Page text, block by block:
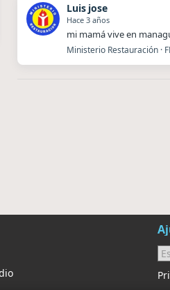
Luis jose
Hace 3 años
mi mamá vive en
Ministerio Restauración ·